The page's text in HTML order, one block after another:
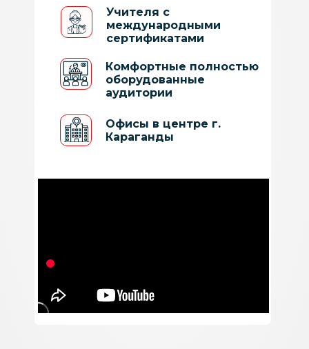
Учителя с
международными
сертификатами
Комфортные полностью
оборудованные
аудитории
Офисы в центре г.
Караганды
Учителя с
международными
сертификатами
Экономия времени
Интерактивные
задания и технологии